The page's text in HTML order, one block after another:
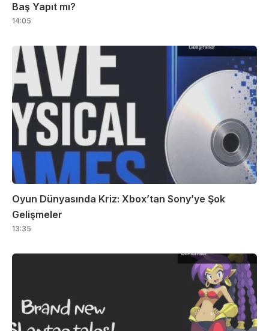
Baş Yapıt mı?
14:05
Oyun Dünyasında Kriz: Xbox’tan Sony’ye Şok
Gelişmeler
13:35